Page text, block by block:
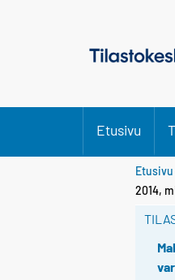
Etusivu
Etusivu
2014,